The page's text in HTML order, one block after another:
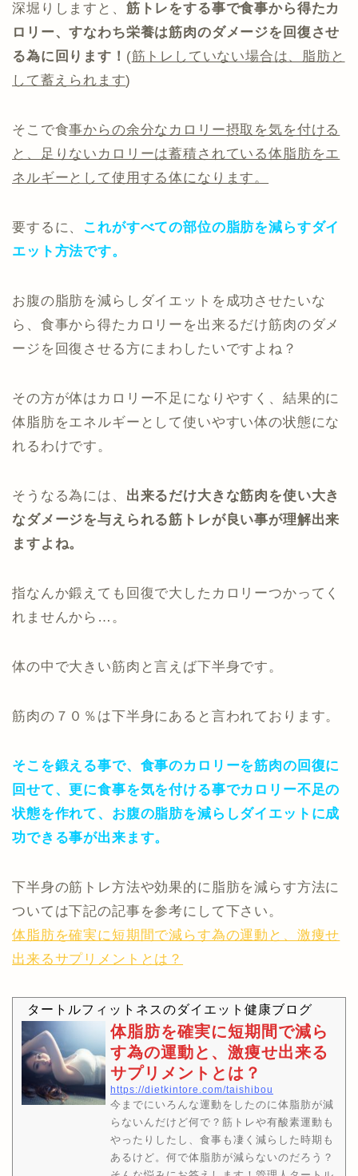
深堀りしますと、 筋トレをする事で食事から得たカ
ロリー、すなわち栄養は筋肉のダメージを回復させ
る為に回ります！ (筋トレしていない場合は、脂肪と
して蓄えられます)
そこで食事からの余分なカロリー摂取を気を付ける
と、足りないカロリーは蓄積されている体脂肪をエ
ネルギーとして使用する体になります。
要するに、 これがすべての部位の脂肪を減らすダイ
エット方法です。
お腹の脂肪を減らしダイエットを成功させたいな
ら、食事から得たカロリーを出来るだけ筋肉のダメ
ージを回復させる方にまわしたいですよね？
その方が体はカロリー不足になりやすく、結果的に
体脂肪をエネルギーとして使いやすい体の状態にな
れるわけです。
そうなる為には、 出来るだけ大きな筋肉を使い大き
なダメージを与えられる筋トレが良い事が理解出来
ますよね。
指なんか鍛えても回復で大したカロリーつかってく
れませんから…。
体の中で大きい筋肉と言えば下半身です。
筋肉の７０％は下半身にあると言われております。
そこを鍛える事で、食事のカロリーを筋肉の回復に
回せて、更に食事を気を付ける事でカロリー不足の
状態を作れて、お腹の脂肪を減らしダイエットに成
功できる事が出来ます。
下半身の筋トレ方法や効果的に脂肪を減らす方法に
ついては下記の記事を参考にして下さい。
体脂肪を確実に短期間で減らす為の運動と、激痩せ
出来るサプリメントとは？
タートルフィットネスのダイエット健康ブログ
体脂肪を確実に短期間で減ら
す為の運動と、激痩せ出来る
サプリメントとは？
https://dietkintore.com/taishibou
今までにいろんな運動をしたのに体脂肪が減
らないんだけど何で？筋トレや有酸素運動も
やったりしたし、食事も凄く減らした時期も
あるけど。何で体脂肪が減らないのだろう？